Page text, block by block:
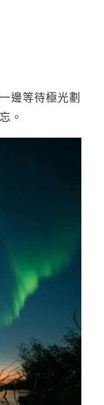
邊等待極光劃
。